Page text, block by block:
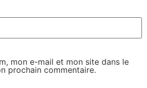
mon e-mail et mon site dans le
prochain commentaire.